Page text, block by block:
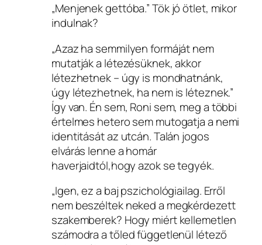
„Menjenek gettóba.” Tök jó ötlet, mikor
indulnak?
„Azaz ha semmilyen formáját nem
mutatják a létezésüknek, akkor
létezhetnek – úgy is mondhatnánk,
úgy létezhetnek, ha nem is léteznek.”
Így van. Én sem, Roni sem, meg a többi
értelmes hetero sem mutogatja a nemi
identitását az utcán. Talán jogos
elvárás lenne a homár
haverjaidtól,hogy azok se tegyék.
„Igen, ez a baj pszichológiailag. Erről
nem beszéltek neked a megkérdezett
szakemberek? Hogy miért kellemetlen
számodra a tőled függetlenül létező